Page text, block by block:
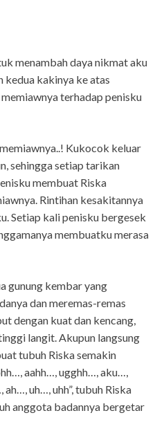
menambah daya nikmat aku
kedua kakinya ke atas
terhadap penisku
Kukocok keluar
sehingga setiap tarikan
membuat Riska
Rintihan kesakitannya
Setiap kali penisku bergesek
membuatku merasa
gunung kembar yang
dan meremas-remas
dengan kuat dan kencang,
langit. Akupun langsung
tubuh Riska semakin
aahh…, ugghh…, aku…,
uh…, uhh”, tubuh Riska
anggota badannya bergetar